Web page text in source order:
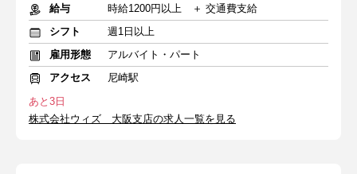
給与
時給1200円以上 ＋ 交通費支給
シフト
週1日以上
雇用形態
アルバイト・パート
アクセス
尼崎駅
あと3日
株式会社ウィズ 大阪支店の求人一覧を見る